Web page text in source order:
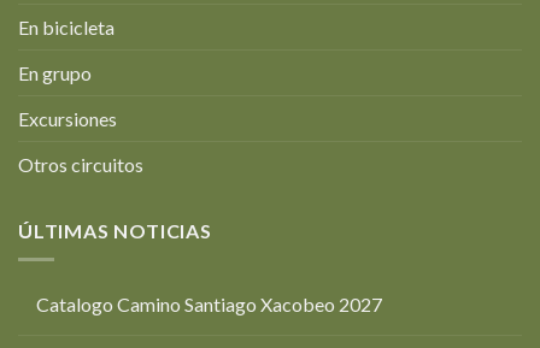
En bicicleta
En grupo
Excursiones
Otros circuitos
ÚLTIMAS NOTICIAS
Catalogo Camino Santiago Xacobeo 2027